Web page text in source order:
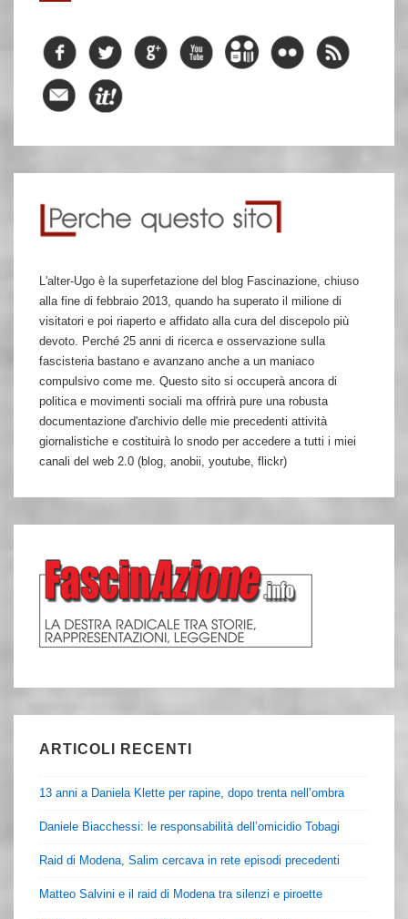
L'alter-Ugo è la superfetazione del blog Fascinazione, chiuso
alla fine di febbraio 2013, quando ha superato il milione di
visitatori e poi riaperto e affidato alla cura del discepolo più
devoto. Perché 25 anni di ricerca e osservazione sulla
fascisteria bastano e avanzano anche a un maniaco
compulsivo come me. Questo sito si occuperà ancora di
politica e movimenti sociali ma offrirà pure una robusta
documentazione d'archivio delle mie precedenti attività
giornalistiche e costituirà lo snodo per accedere a tutti i miei
canali del web 2.0 (blog, anobii, youtube, flickr)
ARTICOLI RECENTI
13 anni a Daniela Klette per rapine, dopo trenta nell’ombra
Daniele Biacchessi: le responsabilità dell’omicidio Tobagi
Raid di Modena, Salim cercava in rete episodi precedenti
Matteo Salvini e il raid di Modena tra silenzi e piroette